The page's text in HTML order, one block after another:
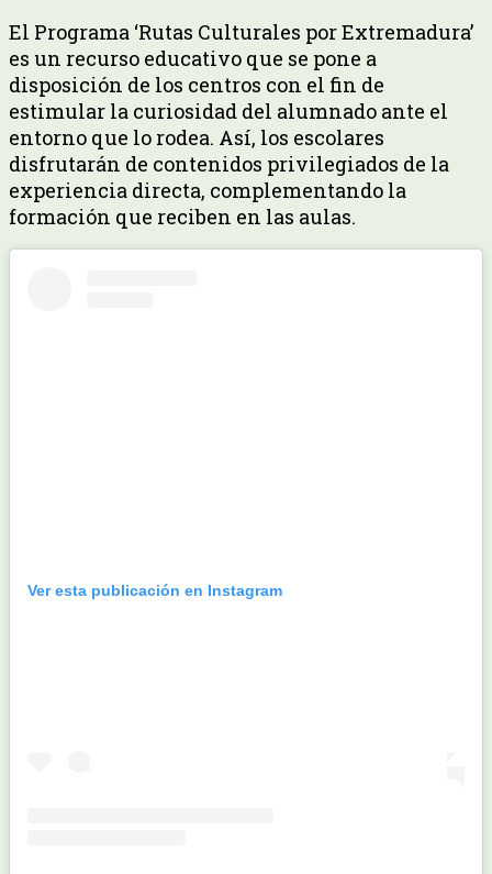
El Programa ‘Rutas Culturales por Extremadura’
es un recurso educativo que se pone a
disposición de los centros con el fin de
estimular la curiosidad del alumnado ante el
entorno que lo rodea. Así, los escolares
disfrutarán de contenidos privilegiados de la
experiencia directa, complementando la
formación que reciben en las aulas.
Ver esta publicación en Instagram